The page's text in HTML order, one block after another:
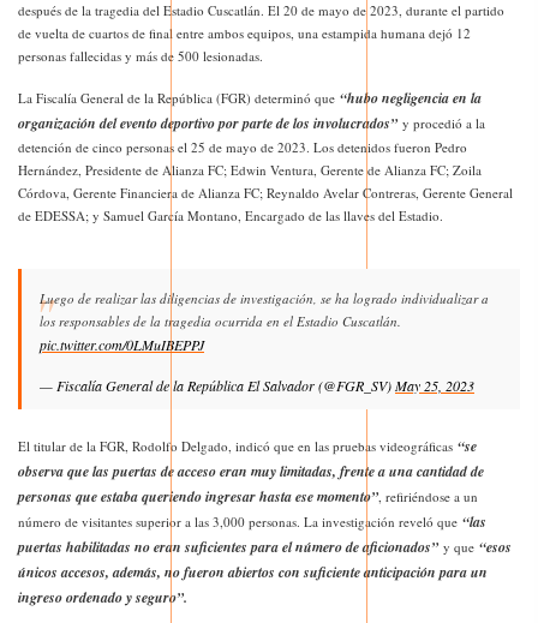
después de la tragedia del Estadio Cuscatlán. El 20 de mayo de 2023, durante el partido
de vuelta de cuartos de final entre ambos equipos, una estampida humana dejó 12
personas fallecidas y más de 500 lesionadas.
La Fiscalía General de la República (FGR) determinó que “hubo negligencia en la
organización del evento deportivo por parte de los involucrados” y procedió a la
detención de cinco personas el 25 de mayo de 2023. Los detenidos fueron Pedro
Hernández, Presidente de Alianza FC; Edwin Ventura, Gerente de Alianza FC; Zoila
Córdova, Gerente Financiera de Alianza FC; Reynaldo Avelar Contreras, Gerente General
de EDESSA; y Samuel García Montano, Encargado de las llaves del Estadio.
Luego de realizar las diligencias de investigación, se ha logrado individualizar a
los responsables de la tragedia ocurrida en el Estadio Cuscatlán.
pic.twitter.com/0LMuIBEPPJ
— Fiscalía General de la República El Salvador (@FGR_SV)May 25, 2023
El titular de la FGR, Rodolfo Delgado, indicó que en las pruebas videográficas “se
observa que las puertas de acceso eran muy limitadas, frente a una cantidad de
personas que estaba queriendo ingresar hasta ese momento”, refiriéndose a un
número de visitantes superior a las 3,000 personas. La investigación reveló que “las
puertas habilitadas no eran suficientes para el número de aficionados” y que “esos
únicos accesos, además, no fueron abiertos con suficiente anticipación para un
ingreso ordenado y seguro”.